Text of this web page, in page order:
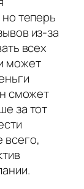
теперь
из-за
всех
может
сможет
за тот
всего,